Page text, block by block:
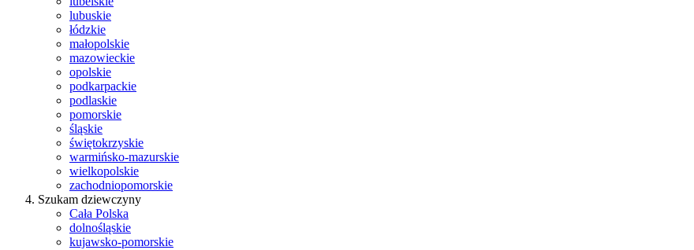
lubuskie
łódzkie
małopolskie
mazowieckie
opolskie
podkarpackie
podlaskie
pomorskie
śląskie
świętokrzyskie
warmińsko-mazurskie
wielkopolskie
zachodniopomorskie
Szukam dziewczyny
Cała Polska
dolnośląskie
kujawsko-pomorskie